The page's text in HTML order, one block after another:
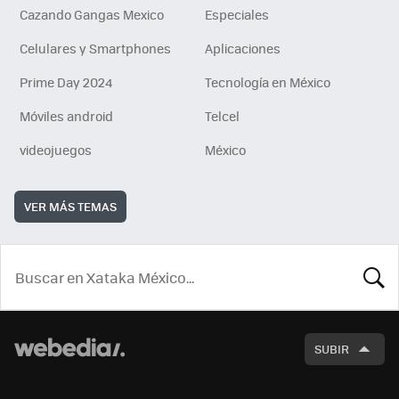
Cazando Gangas Mexico
Especiales
Celulares y Smartphones
Aplicaciones
Prime Day 2024
Tecnología en México
Móviles android
Telcel
videojuegos
México
VER MÁS TEMAS
SUBIR